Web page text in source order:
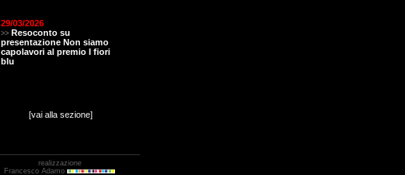
29/03/2026
>> Resoconto su
presentazione Non siamo
capolavori al premio I fiori
blu
[vai alla sezione]
realizzazione
Francesco Adamo